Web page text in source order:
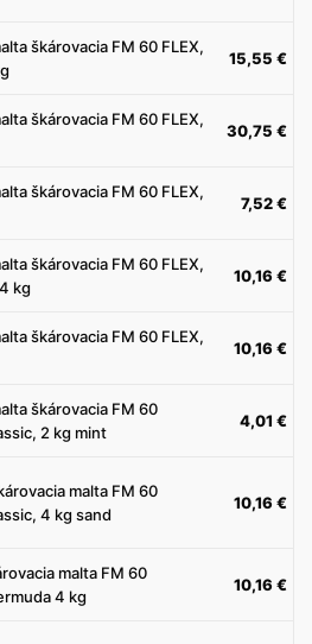
škárovacia FM 60 FLEX,
15,55 €
škárovacia FM 60 FLEX,
30,75 €
škárovacia FM 60 FLEX,
7,52€
škárovacia FM 60 FLEX,
kg
10,16€
škárovacia FM 60 FLEX,
10,16€
škárovacia FM 60
2 kg mint
4,01 €
malta FM 60
4 kg sand
10,16€
malta FM 60
4 kg
10,16€